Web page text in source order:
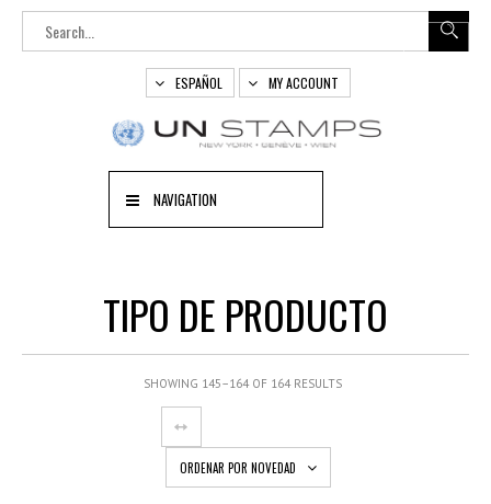
ESPAÑOL MY ACCOUNT
NAVIGATION
TIPO DE PRODUCTO
SHOWING 145–164 OF 164 RESULTS
ORDENAR POR NOVEDAD